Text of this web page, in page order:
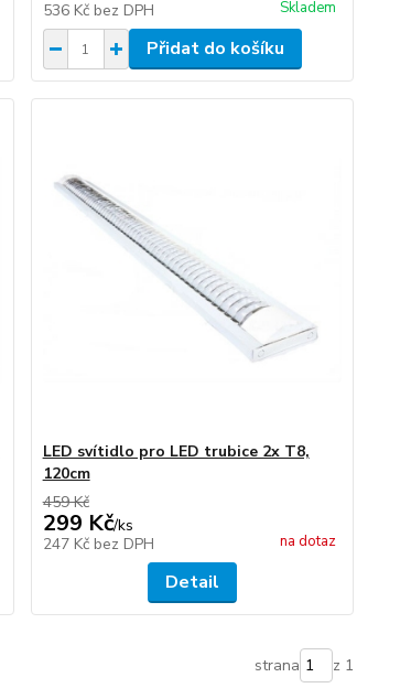
536 Kč bez DPH Skladem
Přidat do košíku
LED svítidlo pro LED trubice 2x T8,
120cm
459 Kč
299 Kč/ks
247 Kč bez DPH na dotaz
Detail
strana z 1